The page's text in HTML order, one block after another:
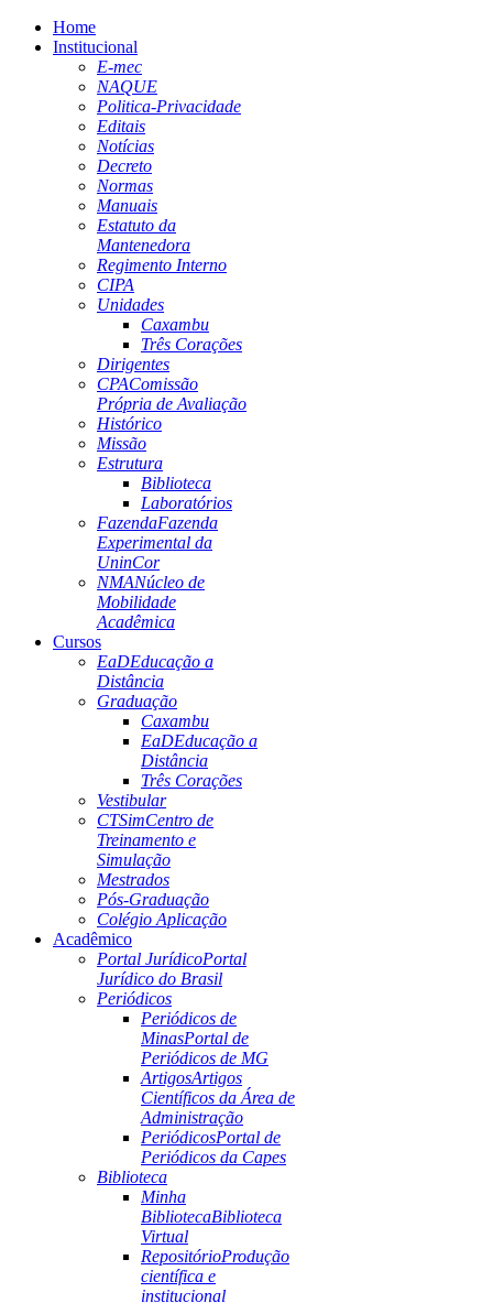
Home
Institucional
E-mec
NAQUE
Politica-Privacidade
Editais
Notícias
Decreto
Normas
Manuais
Estatuto da
Mantenedora
Regimento Interno
CIPA
Unidades
Caxambu
Três Corações
Dirigentes
CPAComissão
Própria de Avaliação
Histórico
Missão
Estrutura
Biblioteca
Laboratórios
FazendaFazenda
Experimental da
UninCor
NMANúcleo de
Mobilidade
Acadêmica
Cursos
EaDEducação a
Distância
Graduação
Caxambu
EaDEducação a
Distância
Três Corações
Vestibular
CTSimCentro de
Treinamento e
Simulação
Mestrados
Pós-Graduação
Colégio Aplicação
Acadêmico
Portal JurídicoPortal
Jurídico do Brasil
Periódicos
Periódicos de
MinasPortal de
Periódicos de MG
ArtigosArtigos
Científicos da Área de
Administração
PeriódicosPortal de
Periódicos da Capes
Biblioteca
Minha
BibliotecaBiblioteca
Virtual
RepositórioProdução
científica e
institucional